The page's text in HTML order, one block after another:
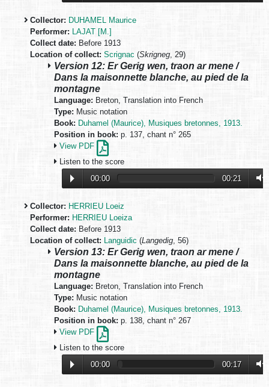
Collector: DUHAMEL Maurice
Performer: LAJAT [M.]
Collect date: Before 1913
Location of collect: Scrignac (Skrigneg, 29)
Version 12: Er Gerig wen, traon ar mene /
Dans la maisonnette blanche, au pied de la
montagne
Language: Breton, Translation into French
Type: Music notation
Book: Duhamel (Maurice), Musiques bretonnes, 1913.
Position in book: p. 137, chant n° 265
View PDF
Listen to the score
00:00
00:21
Collector: HERRIEU Loeiz
Performer: HERRIEU Loeiza
Collect date: Before 1913
Location of collect: Languidic (Langedig, 56)
Version 13: Er Gerig wen, traon ar mene /
Dans la maisonnette blanche, au pied de la
montagne
Language: Breton, Translation into French
Type: Music notation
Book: Duhamel (Maurice), Musiques bretonnes, 1913.
Position in book: p. 138, chant n° 267
View PDF
Listen to the score
00:00
00:17